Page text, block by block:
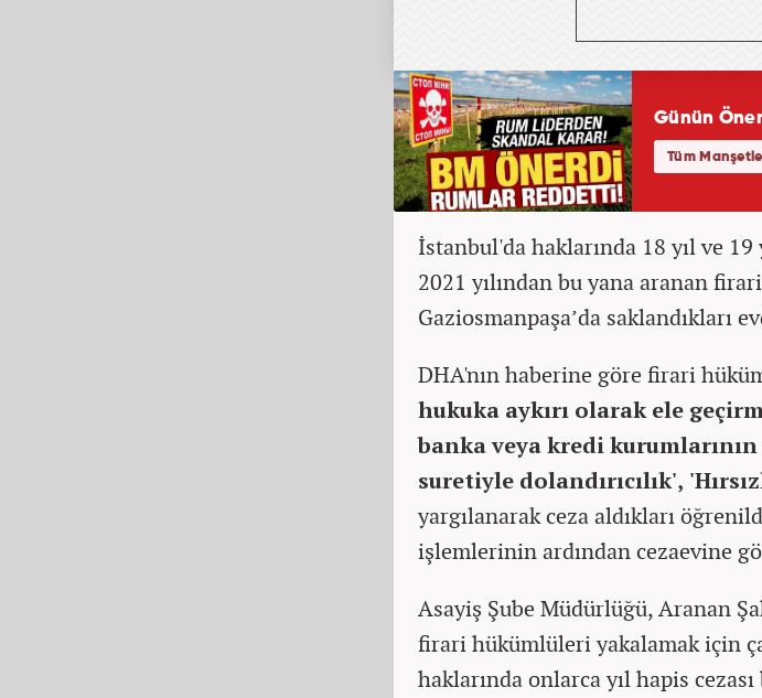
İstanbul'da haklarında 18 yıl ve
2021 yılından bu yana aranan
Gaziosmanpaşa’da saklandıkları
DHA'nın haberine göre firari
hukuka aykırı olarak ele
banka veya kredi
suretiyle dolandırıcılık',
yargılanarak ceza aldıkları
işlemlerinin ardından cezaevine
Asayiş Şube Müdürlüğü, Aranan
firari hükümlüleri yakalamak için
haklarında onlarca yıl hapis